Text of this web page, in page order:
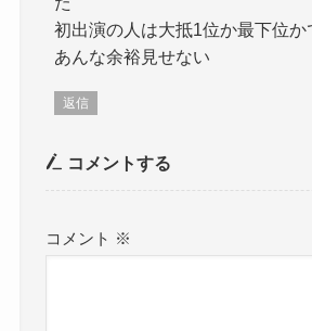
初出演の人は大抵1位か最下位か
あんな余裕見せない
返信
コメントする
コメント ※